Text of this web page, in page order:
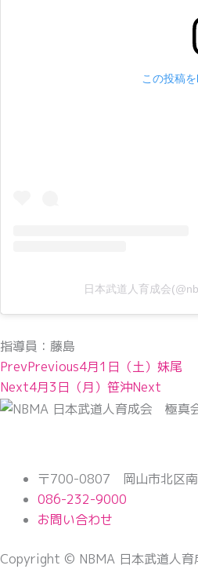
この投稿
日本武道人育成会
指導員：藤島
PrevPrevious4月1日（土）妹尾
Next4月3日（月）笹沖Next
〒700-0807 岡山市北区
086-232-9000
お問い合わせ
Copyright © NBMA 日本武道人